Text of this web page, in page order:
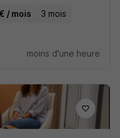
/ mois 3 mois
moins d'une heure